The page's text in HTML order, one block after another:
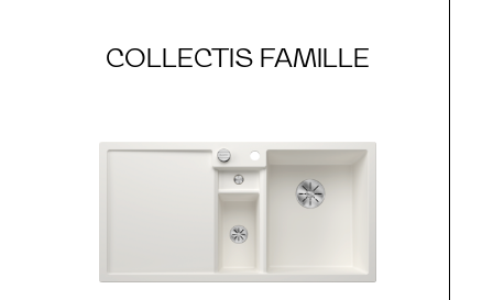
COLLECTIS FAMILLE